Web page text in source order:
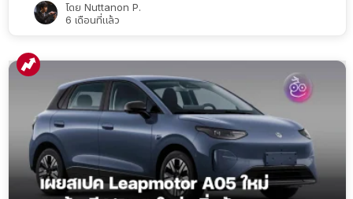
โดย Nuttanon P.
6 เดือนที่แล้ว